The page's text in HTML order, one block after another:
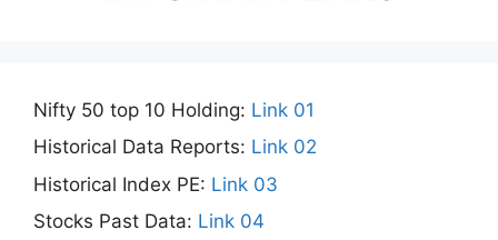
Nifty 50 top 10 Holding: Link 01
Historical Data Reports: Link 02
Historical Index PE: Link 03
Stocks Past Data: Link 04